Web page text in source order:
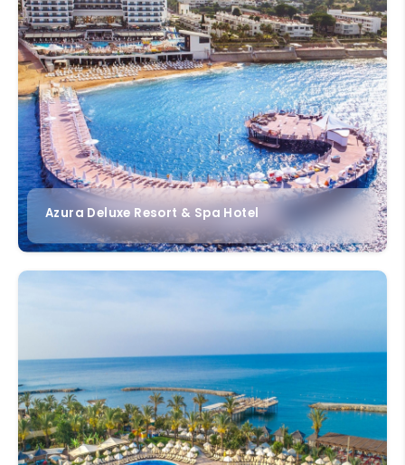
Azura Deluxe Resort & Spa Hotel